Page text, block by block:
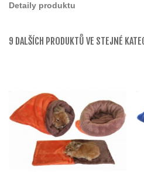
Detaily produktu
9 DALŠÍCH PRODUKTŮ VE STEJNÉ